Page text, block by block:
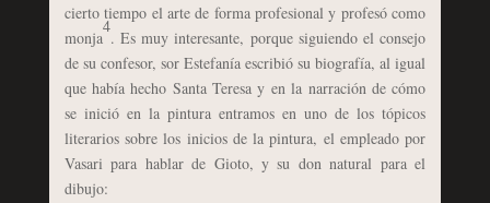
cierto tiempo el arte de forma profesional y profesó como
monja
4
. Es muy interesante, porque siguiendo el consejo
de su confesor, sor Estefanía escribió su biografía, al igual
que había hecho Santa Teresa y en la narración de cómo
se inició en la pintura entramos en uno de los tópicos
literarios sobre los inicios de la pintura, el empleado por
Vasari para hablar de Gioto, y su don natural para el
dibujo: